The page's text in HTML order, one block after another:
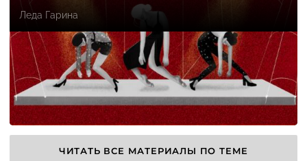
Леда Гарина
ЧИТАТЬ ВСЕ МАТЕРИАЛЫ ПО ТЕМЕ